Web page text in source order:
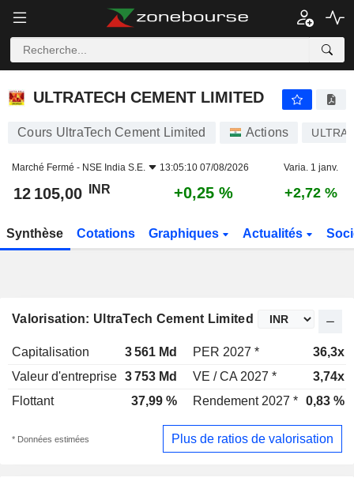
ULTRATECH CEMENT LIMITED
Cours UltraTech Cement Limited Actions
Marché Fermé - NSE India S.E. 13:05:10 07/08/2026 Varia. 1 janv.
12 105,00 INR +0,25 % +2,72 %
Synthèse Cotations Graphiques Actualités
Valorisation: UltraTech Cement Limited
Capitalisation 3 561 Md PER 2027 *
36,3x
Valeur d'entreprise 3 753 Md VE / CA 2027 *
3,74x
Flottant
37,99 % Rendement 2027 * 0,83 %
* Données estimées Plus de ratios de valorisation